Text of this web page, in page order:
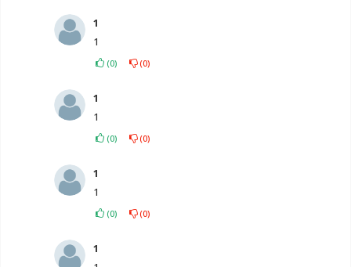
1
1
(0) (0)
1
1
(0) (0)
1
1
(0) (0)
1